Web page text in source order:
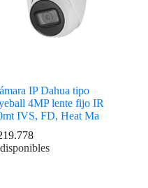
IP Dahua tipo
4MP lente fijo IR
IVS, FD, Heat Ma